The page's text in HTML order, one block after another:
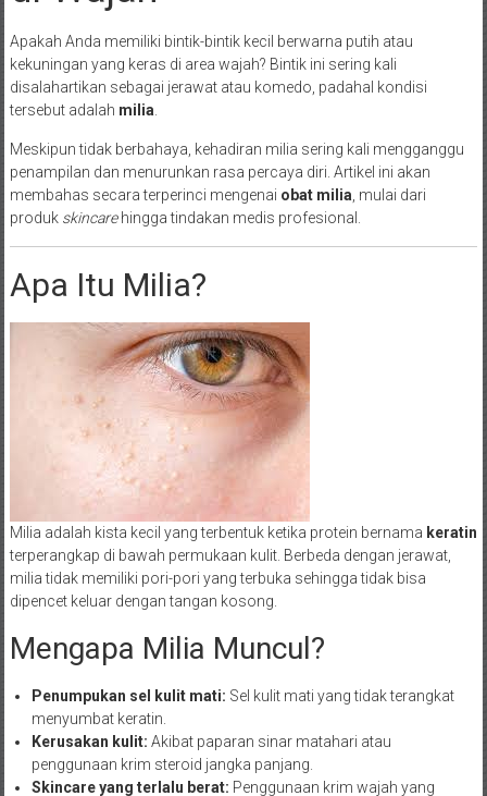
Apakah Anda memiliki bintik-bintik kecil berwarna putih atau
kekuningan yang keras di area wajah? Bintik ini sering kali
disalahartikan sebagai jerawat atau komedo, padahal kondisi
tersebut adalah milia.
Meskipun tidak berbahaya, kehadiran milia sering kali mengganggu
penampilan dan menurunkan rasa percaya diri. Artikel ini akan
membahas secara terperinci mengenai obat milia, mulai dari
produk skincarehingga tindakan medis profesional.
Apa Itu Milia?
Milia adalah kista kecil yang terbentuk ketika protein bernama keratin
terperangkap di bawah permukaan kulit. Berbeda dengan jerawat,
milia tidak memiliki pori-pori yang terbuka sehingga tidak bisa
dipencet keluar dengan tangan kosong.
Mengapa Milia Muncul?
Penumpukan sel kulit mati: Sel kulit mati yang tidak terangkat
menyumbat keratin.
Kerusakan kulit: Akibat paparan sinar matahari atau
penggunaan krim steroid jangka panjang.
Skincare yang terlalu berat: Penggunaan krim wajah yang